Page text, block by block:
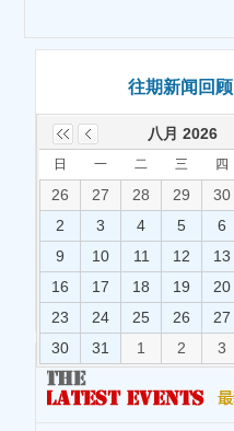
往期新闻回顾
八月 2026
日 一 二 三 四
26 27 28 29 30
2
3 4 5 6
9
10 11 12 13
16
17 18 19 20
23
24 25 26 27
30
31 1 2 3